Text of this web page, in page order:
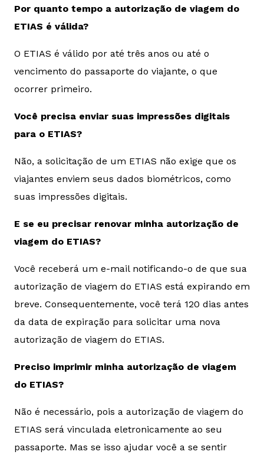
Por quanto tempo a autorização de viagem do
ETIAS é válida?
O ETIAS é válido por até três anos ou até o
vencimento do passaporte do viajante, o que
ocorrer primeiro.
Você precisa enviar suas impressões digitais
para o ETIAS?
Não, a solicitação de um ETIAS não exige que os
viajantes enviem seus dados biométricos, como
suas impressões digitais.
E se eu precisar renovar minha autorização de
viagem do ETIAS?
Você receberá um e-mail notificando-o de que sua
autorização de viagem do ETIAS está expirando em
breve. Consequentemente, você terá 120 dias antes
da data de expiração para solicitar uma nova
autorização de viagem do ETIAS.
Preciso imprimir minha autorização de viagem
do ETIAS?
Não é necessário, pois a autorização de viagem do
ETIAS será vinculada eletronicamente ao seu
passaporte. Mas se isso ajudar você a se sentir